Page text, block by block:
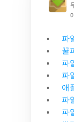
파
꿀
파
파
애
파
파